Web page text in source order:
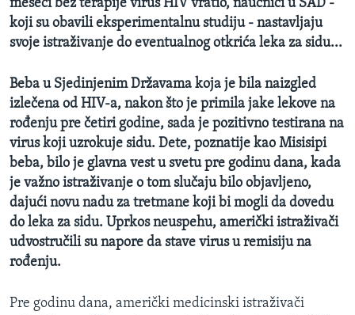
meseci bez terapije virus HIV vratio, naučnici u SAD -
koji su obavili eksperimentalnu studiju - nastavljaju
svoje istraživanje do eventualnog otkrića leka za sidu...
Beba u Sjedinjenim Državama koja je bila naizgled
izlečena od HIV-a, nakon što je primila jake lekove na
rođenju pre četiri godine, sada je pozitivno testirana na
virus koji uzrokuje sidu. Dete, poznatije kao Misisipi
beba, bilo je glavna vest u svetu pre godinu dana, kada
je važno istraživanje o tom slučaju bilo objavljeno,
dajući novu nadu za tretmane koji bi mogli da dovedu
do leka za sidu. Uprkos neuspehu, američki istraživači
udvostručili su napore da stave virus u remisiju na
rođenju.
Pre godinu dana, američki medicinski istraživači